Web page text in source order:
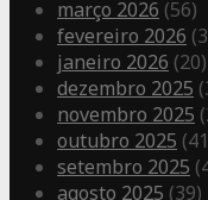
março 2026 (56)
fevereiro 2026
janeiro 2026 (20)
dezembro 2025
novembro 2025
outubro 2025
setembro 2025
agosto 2025 (39)